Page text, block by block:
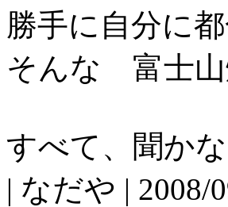
勝手に自分に
そんな 富士山
すべて、聞か
| なだや | 2008/